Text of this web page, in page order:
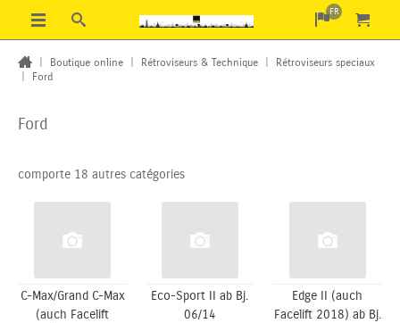
FR
Boutique online Rétroviseurs & Technique
Rétroviseurs speciaux
Ford
Ford
comporte 18 autres catégories
C-Max/Grand C-Max
(auch Facelift
Eco-Sport II ab Bj.
06/14
Edge II (auch
Facelift 2018) ab Bj.